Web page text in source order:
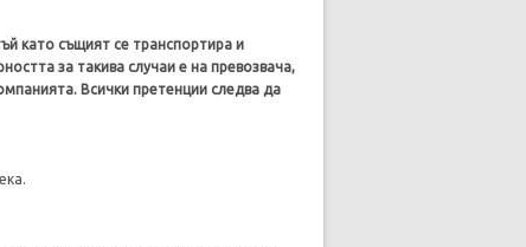
като същият се транспортира и
за такива случаи е на превозвача,
Всички претенции следва да